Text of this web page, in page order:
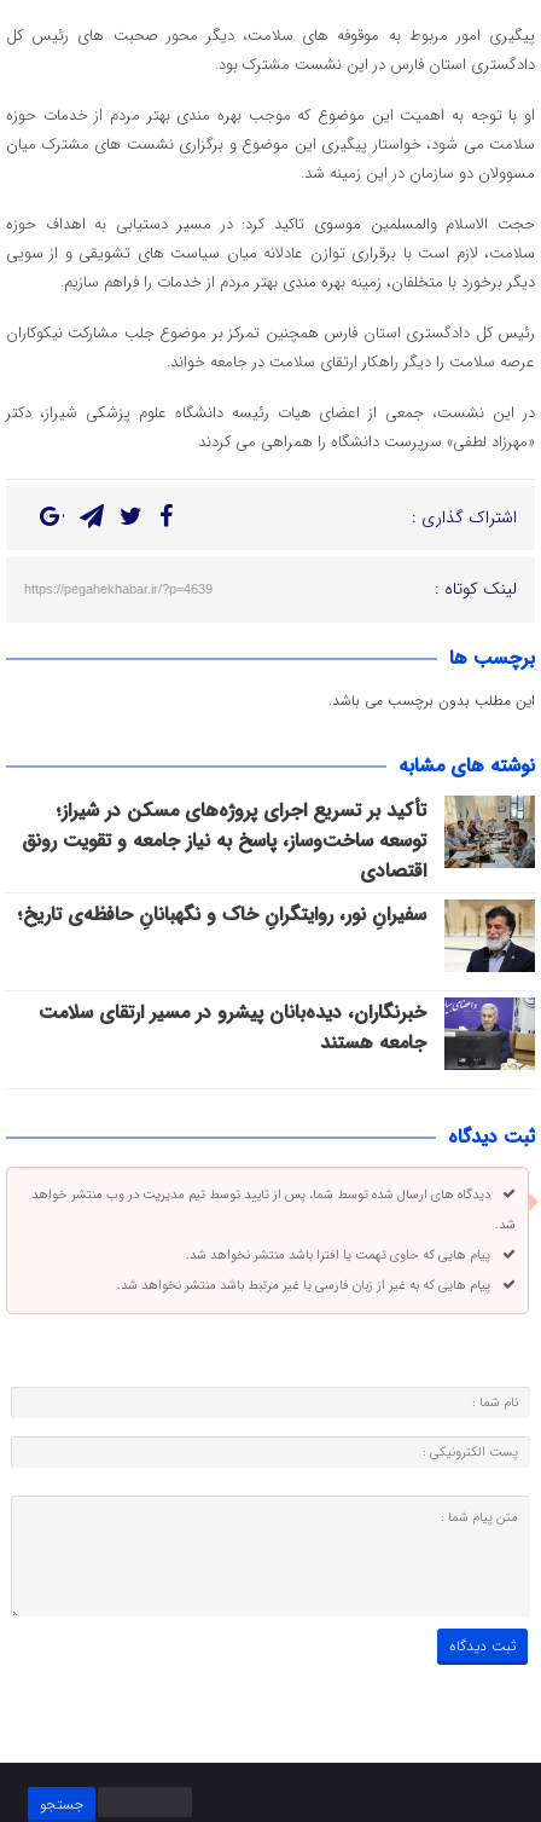
پیگیری امور مربوط به موقوفه های سلامت، دیگر محور صحبت های رئیس کل
دادگستری استان فارس در این نشست مشترک بود.
او با توجه به اهمیت این موضوع که موجب بهره مندی بهتر مردم از خدمات حوزه
سلامت می شود، خواستار پیگیری این موضوع و برگزاری نشست های مشترک میان
مسوولان دو سازمان در این زمینه شد.
حجت‌ الاسلام والمسلمین موسوی تاکید کرد: در مسیر دستیابی به اهداف حوزه
سلامت، لازم است با برقراری توازن عادلانه میان سیاست های تشویقی و از سویی
دیگر برخورد با متخلفان، زمینه بهره مندی بهتر مردم از خدمات را فراهم سازیم.
رئیس کل دادگستری استان فارس همچنین تمرکز بر موضوع جلب مشارکت نیکوکاران
عرصه سلامت را دیگر راهکار ارتقای سلامت در جامعه خواند.
در این نشست، جمعی از اعضای هیات رئیسه دانشگاه علوم پزشکی شیراز، دکتر
«مهرزاد لطفی» سرپرست دانشگاه را همراهی می کردند
اشتراک گذاری :
لینک کوتاه : https://pegahekhabar.ir/?p=4639
برچسب ها
این مطلب بدون برچسب می باشد.
نوشته های مشابه
تأکید بر تسریع اجرای پروژه‌های مسکن در شیراز؛
توسعه ساخت‌وساز، پاسخ به نیاز جامعه و تقویت رونق
اقتصادی
سفیرانِ نور، روایتگرانِ خاک و نگهبانانِ حافظه‌ی تاریخ؛
خبرنگاران، دیده‌بانان پیشرو در مسیر ارتقای سلامت
جامعه هستند
ثبت دیدگاه
دیدگاه های ارسال شده توسط شما، پس از تایید توسط تیم مدیریت در وب منتشر خواهد
شد.
پیام هایی که حاوی تهمت یا افترا باشد منتشر نخواهد شد.
پیام هایی که به غیر از زبان فارسی یا غیر مرتبط باشد منتشر نخواهد شد.
جستجو